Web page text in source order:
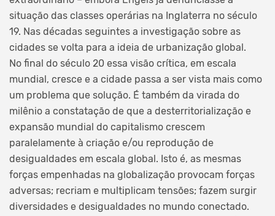
situação das classes operárias na Inglaterra no século
19. Nas décadas seguintes a investigação sobre as
cidades se volta para a ideia de urbanização global.
No final do século 20 essa visão crítica, em escala
mundial, cresce e a cidade passa a ser vista mais como
um problema que solução. É também da virada do
milênio a constatação de que a desterritorialização e
expansão mundial do capitalismo crescem
paralelamente à criação e/ou reprodução de
desigualdades em escala global. Isto é, as mesmas
forças empenhadas na globalização provocam forças
adversas; recriam e multiplicam tensões; fazem surgir
diversidades e desigualdades no mundo conectado.